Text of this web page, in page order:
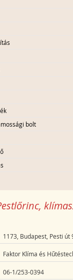
bolt
1173, Budapest, Pesti út
Faktor Klíma és
06-1/253-0394